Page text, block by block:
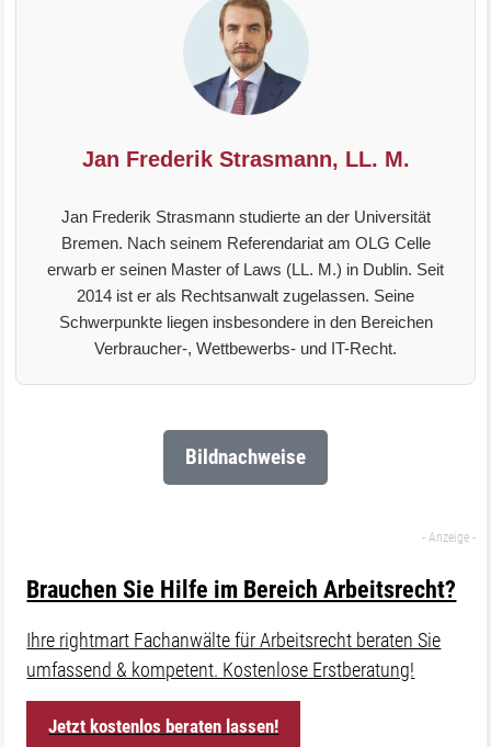
Jan Frederik Strasmann, LL. M.
Jan Frederik Strasmann studierte an der Universität
Bremen. Nach seinem Referendariat am OLG Celle
erwarb er seinen Master of Laws (LL. M.) in Dublin. Seit
2014 ist er als Rechtsanwalt zugelassen. Seine
Schwerpunkte liegen insbesondere in den Bereichen
Verbraucher-, Wettbewerbs- und IT-Recht.
Bildnachweise
Brauchen Sie Hilfe im Bereich Arbeitsrecht?
Ihre rightmart Fachanwälte für Arbeitsrecht beraten Sie
umfassend & kompetent. Kostenlose Erstberatung!
Jetzt kostenlos beraten lassen!